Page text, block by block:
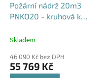
Požární nádrž 20m3
PNKO20 - kruhová k
Skladem
46 090 Kč bez DPH
55 769 Kč